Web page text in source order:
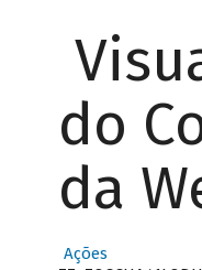
do
da
Ações